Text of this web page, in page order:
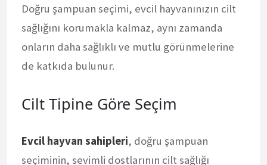
Doğru şampuan seçimi, evcil hayvanınızın cilt
sağlığını korumakla kalmaz, aynı zamanda
onların daha sağlıklı ve mutlu görünmelerine
de katkıda bulunur.
Cilt Tipine Göre Seçim
Evcil hayvan sahipleri, doğru şampuan
seçiminin, sevimli dostlarının cilt sağlığı